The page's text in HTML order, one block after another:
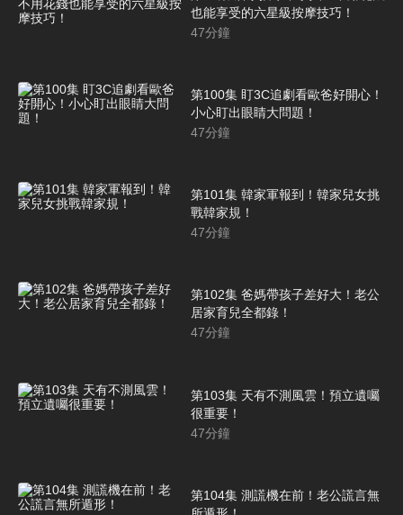
也能享受的六星級按摩技巧！
47分鐘
第100集 盯3C追劇看歐爸好開心！
小心盯出眼睛大問題！
47分鐘
第101集 韓家軍報到！韓家兒女挑
戰韓家規！
47分鐘
第102集 爸媽帶孩子差好大！老公
居家育兒全都錄！
47分鐘
第103集 天有不測風雲！預立遺囑
很重要！
47分鐘
第104集 測謊機在前！老公謊言無